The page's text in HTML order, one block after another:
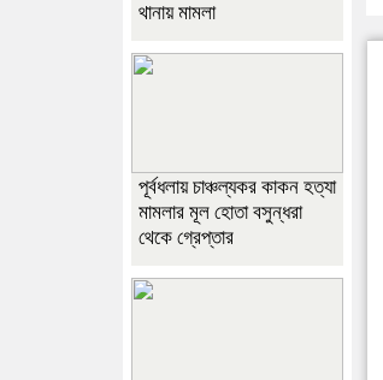
থানায় মামলা
পূর্বধলায় চাঞ্চল্যকর কাকন হত্যা
মামলার মূল হোতা বসুন্ধরা
থেকে গ্রেপ্তার